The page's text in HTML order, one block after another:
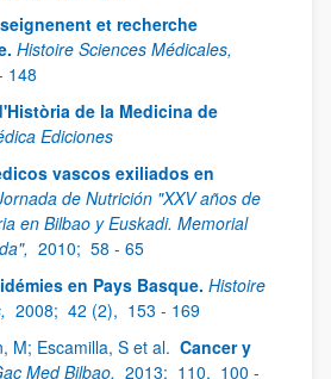
et recherche
Histoire Sciences Médicales,
148
de la Medicina de
Ediciones
vascos exiliados en
de Nutrición "XXV años de
en Bilbao y Euskadi. Memorial
2010; 58 - 65
en Pays Basque. Histoire
2008; 42 (2), 153 - 169
M; Escamilla, S et al. Cancer y
Med Bilbao, 2013; 110, 100 -